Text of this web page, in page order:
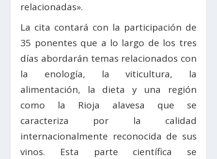
relacionadas».
La cita contará con la participación de
35 ponentes que a lo largo de los tres
días abordarán temas relacionados con
la enología, la viticultura, la
alimentación, la dieta y una región
como la Rioja alavesa que se
caracteriza por la calidad
internacionalmente reconocida de sus
vinos. Esta parte científica se